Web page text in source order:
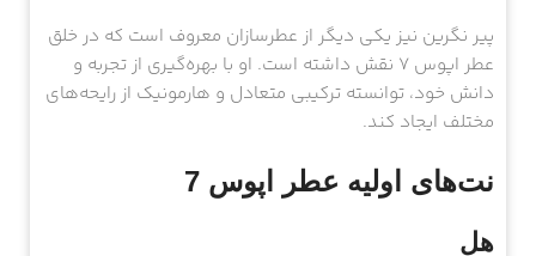
پیر نگرین نیز یکی دیگر از عطرسازان معروف است که در خلق
عطر اپوس 7 نقش داشته است. او با بهره‌گیری از تجربه و
دانش خود، توانسته ترکیبی متعادل و هارمونیک از رایحه‌های
مختلف ایجاد کند.
نت‌های اولیه عطر اپوس 7
هل